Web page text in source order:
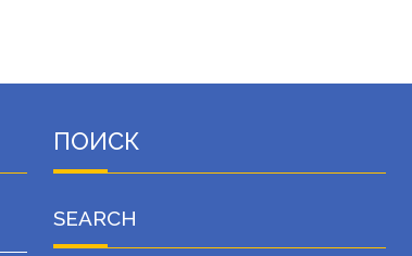
ПОИСК
SEARCH